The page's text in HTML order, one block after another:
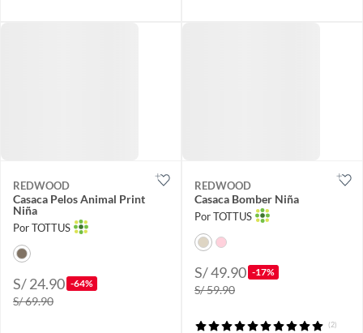
REDWOOD
Casaca Pelos Animal Print
Niña
Por TOTTUS
S/ 24.90 -64%
S/ 69.90
REDWOOD
Casaca Bomber Niña
Por TOTTUS
S/ 49.90 -17%
S/ 59.90
(2)